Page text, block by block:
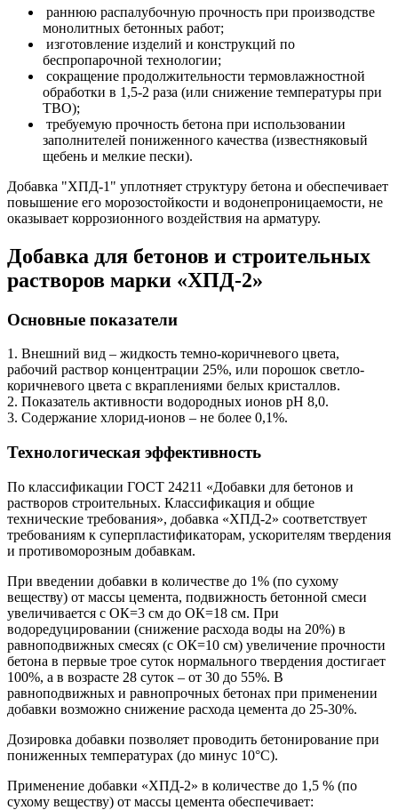
раннюю распалубочную прочность при производстве
монолитных бетонных работ;
изготовление изделий и конструкций по
беспропарочной технологии;
сокращение продолжительности термовлажностной
обработки в 1,5-2 раза (или снижение температуры при
ТВО);
требуемую прочность бетона при использовании
заполнителей пониженного качества (известняковый
щебень и мелкие пески).
Добавка "ХПД-1" уплотняет структуру бетона и обеспечивает
повышение его морозостойкости и водонепроницаемости, не
оказывает коррозионного воздействия на арматуру.
Добавка для бетонов и строительных
растворов марки «ХПД-2»
Основные показатели
1. Внешний вид – жидкость темно-коричневого цвета,
рабочий раствор концентрации 25%, или порошок светло-
коричневого цвета с вкраплениями белых кристаллов.
2. Показатель активности водородных ионов рН 8,0.
3. Содержание хлорид-ионов – не более 0,1%.
Технологическая эффективность
По классификации ГОСТ 24211 «Добавки для бетонов и
растворов строительных. Классификация и общие
технические требования», добавка «ХПД-2» соответствует
требованиям к суперпластификаторам, ускорителям твердения
и противоморозным добавкам.
При введении добавки в количестве до 1% (по сухому
веществу) от массы цемента, подвижность бетонной смеси
увеличивается с ОК=3 см до ОК=18 см. При
водоредуцировании (снижение расхода воды на 20%) в
равноподвижных смесях (с ОК=10 см) увеличение прочности
бетона в первые трое суток нормального твердения достигает
100%, а в возрасте 28 суток – от 30 до 55%. В
равноподвижных и равнопрочных бетонах при применении
добавки возможно снижение расхода цемента до 25-30%.
Дозировка добавки позволяет проводить бетонирование при
пониженных температурах (до минус 10°С).
Применение добавки «ХПД-2» в количестве до 1,5 % (по
сухому веществу) от массы цемента обеспечивает: